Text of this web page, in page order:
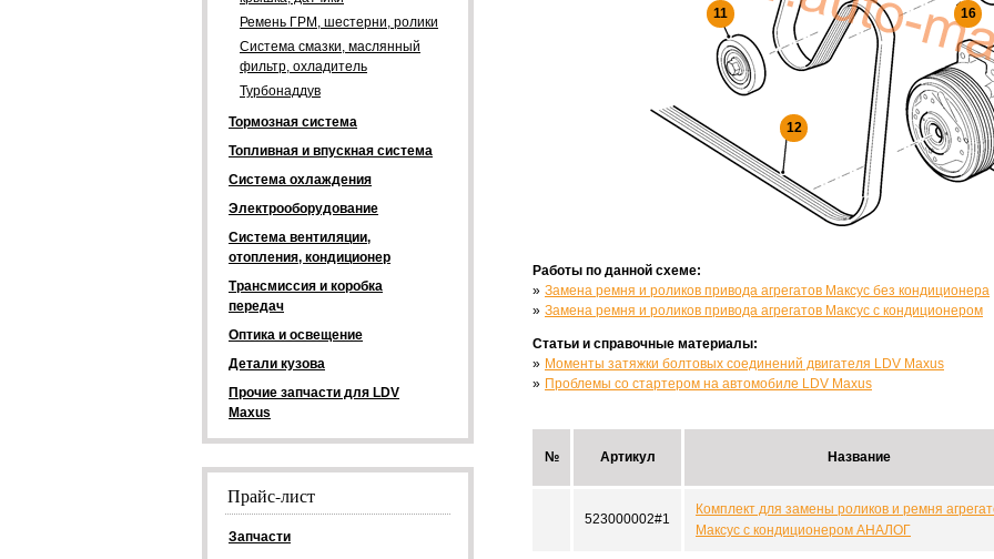
11
12
16
Работы по данной схеме:
Замена ремня и роликов привода агрегатов Максус без кондиционера
Замена ремня и роликов привода агрегатов Максус с кондиционером
Статьи и справочные материалы:
Моменты затяжки болтовых соединений двигателя LDV Maxus
Проблемы со стартером на автомобиле LDV Maxus
№ Артикул Название
523000002#1
Комплект для замены роликов и ремня
Максус с кондиционером АНАЛОГ
Ремень ГРМ, шестерни, ролики
Система смазки, маслянный
фильтр, охладитель
Турбонаддув
Тормозная система
Топливная и впускная система
Система охлаждения
Электрооборудование
Система вентиляции,
отопления, кондиционер
Трансмиссия и коробка
передач
Оптика и освещение
Детали кузова
Прочие запчасти для LDV
Maxus
Прайс-лист
Запчасти